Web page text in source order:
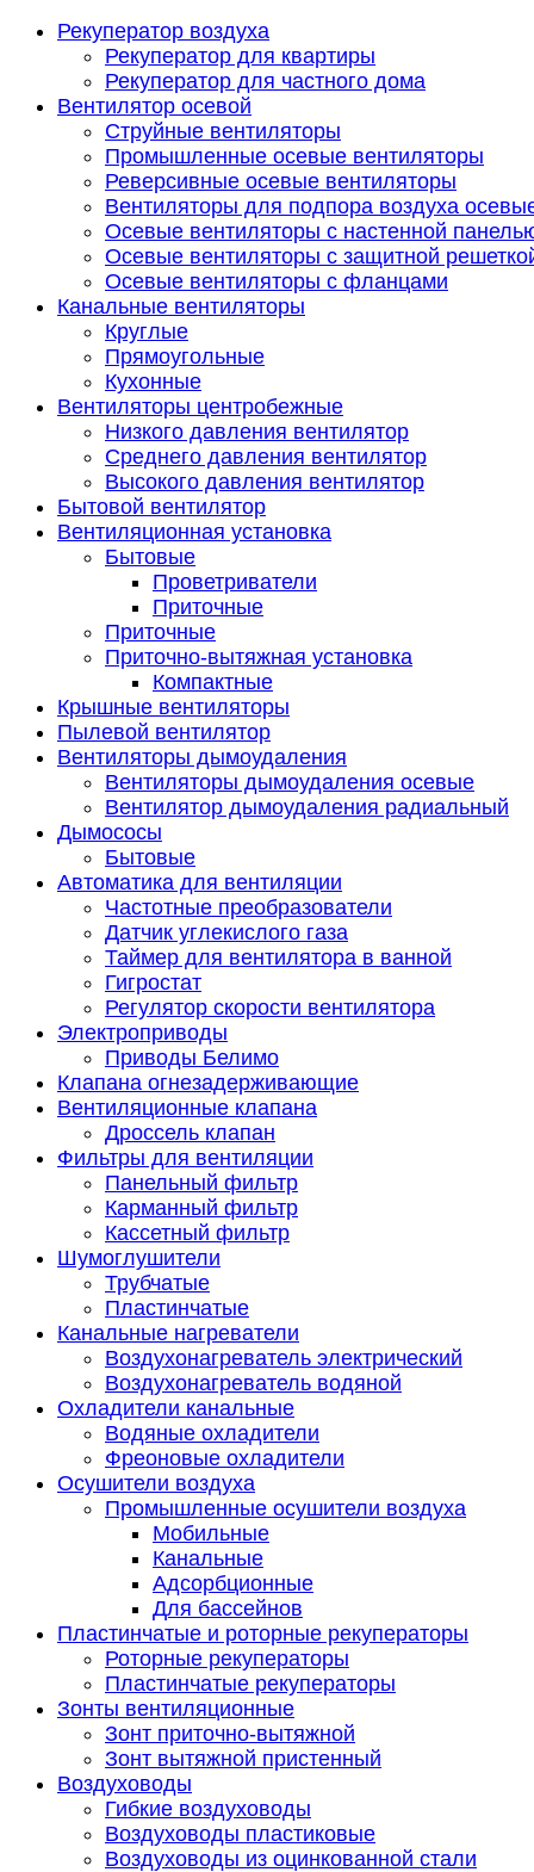
Рекуператор воздуха
Рекуператор для квартиры
Рекуператор для частного дома
Вентилятор осевой
Струйные вентиляторы
Промышленные осевые вентиляторы
Реверсивные осевые вентиляторы
Вентиляторы для подпора воздуха
Осевые вентиляторы с настенной
Осевые вентиляторы с защитной
Осевые вентиляторы с фланцами
Канальные вентиляторы
Круглые
Прямоугольные
Кухонные
Вентиляторы центробежные
Низкого давления вентилятор
Среднего давления вентилятор
Высокого давления вентилятор
Бытовой вентилятор
Вентиляционная установка
Бытовые
Проветриватели
Приточные
Приточные
Приточно-вытяжная установка
Компактные
Крышные вентиляторы
Пылевой вентилятор
Вентиляторы дымоудаления
Вентиляторы дымоудаления осевые
Вентилятор дымоудаления радиальный
Дымососы
Бытовые
Автоматика для вентиляции
Частотные преобразователи
Датчик углекислого газа
Таймер для вентилятора в ванной
Гигростат
Регулятор скорости вентилятора
Электроприводы
Приводы Белимо
Клапана огнезадерживающие
Вентиляционные клапана
Дроссель клапан
Фильтры для вентиляции
Панельный фильтр
Карманный фильтр
Кассетный фильтр
Шумоглушители
Трубчатые
Пластинчатые
Канальные нагреватели
Воздухонагреватель электрический
Воздухонагреватель водяной
Охладители канальные
Водяные охладители
Фреоновые охладители
Осушители воздуха
Промышленные осушители воздуха
Мобильные
Канальные
Адсорбционные
Для бассейнов
Пластинчатые и роторные рекуператоры
Роторные рекуператоры
Пластинчатые рекуператоры
Зонты вентиляционные
Зонт приточно-вытяжной
Зонт вытяжной пристенный
Воздуховоды
Гибкие воздуховоды
Воздуховоды пластиковые
Воздуховоды из оцинкованной стали